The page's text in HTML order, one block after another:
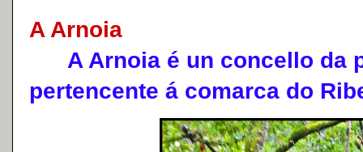
A Arnoia
A Arnoia é un concello da
pertencente á comarca do